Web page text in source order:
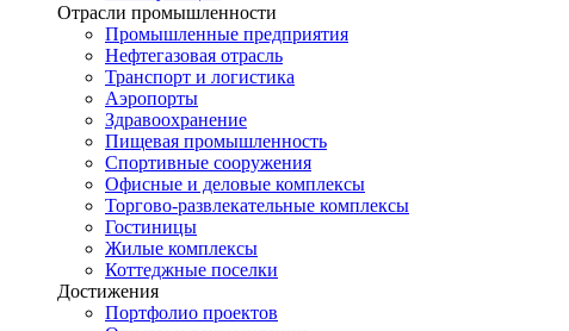
Отрасли промышленности
Промышленные предприятия
Нефтегазовая отрасль
Транспорт и логистика
Аэропорты
Здравоохранение
Пищевая промышленность
Спортивные сооружения
Офисные и деловые комплексы
Торгово-развлекательные комплексы
Гостиницы
Жилые комплексы
Коттеджные поселки
Достижения
Портфолио проектов